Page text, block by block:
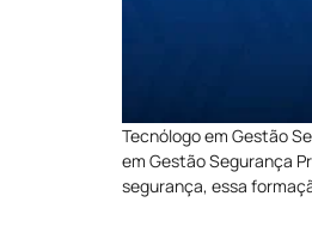
Tecnólogo em Gestão
em Gestão Segurança
segurança, essa